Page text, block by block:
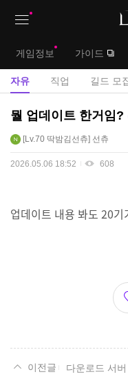
게임정보 가이드
자유 직업 길드 모
자
게
뭘 업데이트 한거임?
Lv.70 딱밤김선츄 선츄
2026.05.06 18:52 608
업데이트 내용 봐도 20
좋
아
다운로드 서